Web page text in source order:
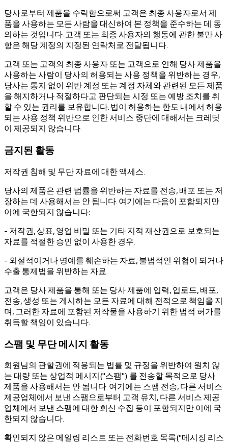
당사로부터 제품을 수락함으로써 고객은 최종 사용자로서 제
품을 사용하는 모든 사람을 대신하여 본 정책을 준수하는 데 동
의하는 것입니다. 고객 또는 최종 사용자의 행동에 관한 불만 사
항은 해당 계정의 지정된 연락처로 전달됩니다.
고객 또는 고객의 최종 사용자 또는 고객으로 인해 당사 제품을
사용하는 사람이 당사의 허용되는 사용 정책을 위반하는 경우,
당사는 통지 없이 위반 계정 또는 계정 자체와 관련된 모든 제품
을 해지하거나 적절하다고 판단되는 시정 또는 예방 조치를 취
할 수 있는 권리를 보유합니다. 법이 허용하는 한도 내에서 허용
되는 사용 정책 위반으로 인한 서비스 중단에 대해서는 크레딧
이 제공되지 않습니다.
금지된 활동
저작권 침해 및 무단 자료에 대한 액세스.
당사의 제품은 관련 법률을 위반하는 자료를 전송, 배포 또는 저
장하는 데 사용해서는 안 됩니다. 여기에는 다음이 포함되지만
이에 국한되지 않습니다:
- 저작권, 상표, 영업 비밀 또는 기타 지적 재산권으로 보호되는
자료를 적절한 승인 없이 사용한 경우.
- 외설적이거나 명예를 훼손하는 자료, 불법적인 위협이 되거나
수출 통제법을 위반하는 자료.
고객은 당사 제품을 통해 또는 당사 제품에 입력, 업로드, 배포,
전송, 생성 또는 게시하는 모든 자료에 대해 전적으로 책임을 지
며, 그러한 자료에 포함된 저작물을 사용하기 위한 법적 허가를
취득할 책임이 있습니다.
스팸 및 무단 메시지 활동
회원님의 관할권에 적용되는 법률 및 규정을 위반하여 원치 않
는 대량 또는 상업적 메시지("스팸") 를 전송할 목적으로 당사
제품을 사용해서는 안 됩니다. 여기에는 스팸 전송, 다른 서비스
제공업체에서 보낸 스팸으로부터 고객 유치, 다른 서비스 제공
업체에서 보낸 스팸에 대한 회신 수집 등이 포함되지만 이에 국
한되지 않습니다.
확인되지 않은 메일링 리스트 또는 전화번호 목록("메시징 리스